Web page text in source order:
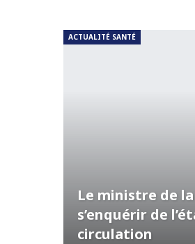
ACTUALITÉ SANTÉ
Le ministre de
s’enquérir de
circulation